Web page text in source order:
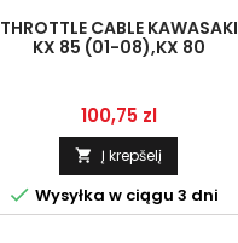
THROTTLE CABLE KAWASAKI
KX 85 (01-08),KX 80
Kaina
100,75 zl
 Į krepšelį
 Wysyłka w ciągu 3 dni